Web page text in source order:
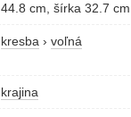
44.8 cm, šírka 32.7 cm
kresba › voľná
krajina